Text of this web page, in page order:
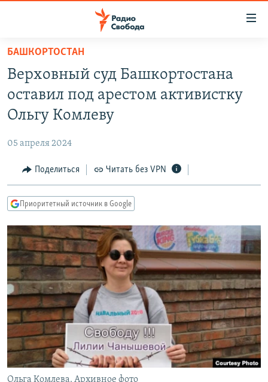
упрощенного
доступа
основному
Вернутся
Вернутся
поиску
ПОДКАСТЫ
АВТОРСКИЕ ПРОЕКТЫ
МНЕНИЯ
КУЛЬТУРА
КАВКАЗ.РЕАЛИИ
СЕВЕР.РЕАЛИИ
СИБИРЬ.РЕАЛИИ
РАСПИСАНИЕ ВЕЩАНИЯ
ПОДПИШИТЕСЬ НА РАССЫЛКУ
СОЦИАЛЬНЫЕ СЕТИ
БАШКОРТОСТАН
Верховный суд Башкортостана
оставил под арестом активистку
Ольгу Комлеву
05 апреля 2024
Поделиться Читать без VPN
Приоритетный источник в Google
Ольга Комлева. Архивное фото